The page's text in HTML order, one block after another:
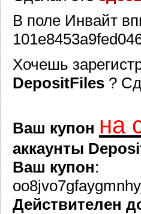
В поле Инвайт
Хочешь
DepositFiles ?
Ваш купон на
аккаунты
Ваш купон:
Действителен